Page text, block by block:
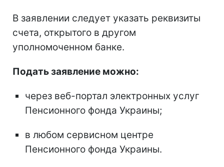
В заявлении следует указать реквизиты
счета, открытого в другом
уполномоченном банке.
Подать заявление можно:
через веб-портал электронных услуг
Пенсионного фонда Украины;
в любом сервисном центре
Пенсионного фонда Украины.